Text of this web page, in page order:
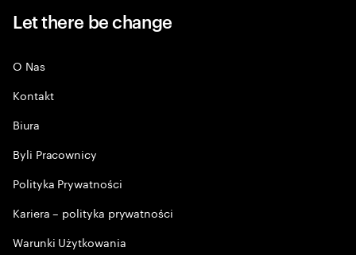
Let there be change
O Nas
Kontakt
Biura
Byli Pracownicy
Polityka Prywatności
Kariera – polityka prywatności
Warunki Użytkowania